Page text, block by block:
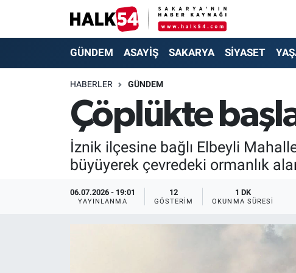
GÜNDEM ASAYİŞ SAKARYA SİYASET
HABERLER GÜNDEM
Çöplükte
İznik ilçesine bağlı Elbeyli
büyüyerek çevredeki ormanlık
06.07.2026 - 19:01
YAYINLANMA
12
GÖSTERIM
1 DK
OKUNMA SÜRESI
GÜNDEM
SAKARYA
SİYASET
EKONOMİ
Adapazarı Nöbetçi Eczaneler
Adapazarı Hava Durumu
Adapazarı Trafik Yoğunluk Haritası
Süper Lig Puan Durumu ve Fikstür
Tüm Manşetler
Son Dakika Haberleri